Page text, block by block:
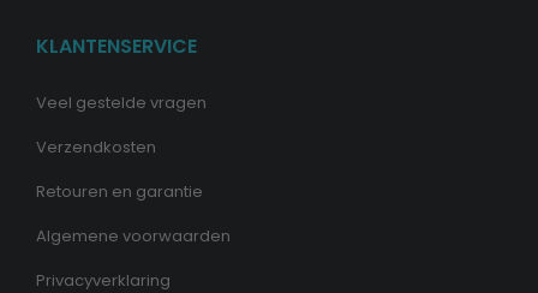
KLANTENSERVICE
Veel gestelde vragen
Verzendkosten
Retouren en garantie
Algemene voorwaarden
Privacyverklaring